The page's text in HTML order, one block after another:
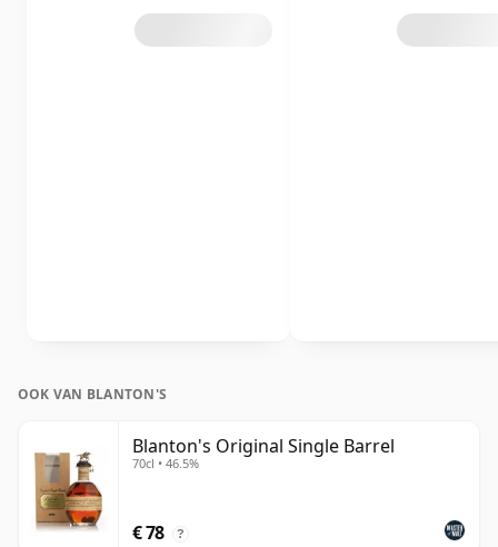
OOK VAN BLANTON'S
Blanton's Original Single Barrel
70cl • 46.5%
€ 78 ?